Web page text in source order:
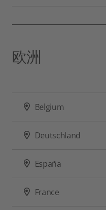
欧洲
Belgium
Deutschland
España
France